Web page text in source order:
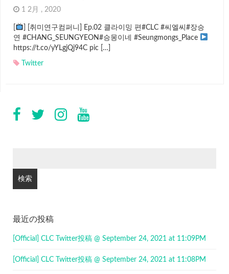
1 2月 , 2020
] [취미연구컴퍼니] Ep.02 클라이밍 편#CLC #씨엘씨#장승
연 #CHANG_SEUNGYEON#승몽이네 #Seungmongs_Place
https://t.co/yYLgjQj94C pic […]
Twitter
最近の投稿
[Official] CLC Twitter投稿 @ September 24, 2021 at 11:09PM
[Official] CLC Twitter投稿 @ September 24, 2021 at 11:08PM